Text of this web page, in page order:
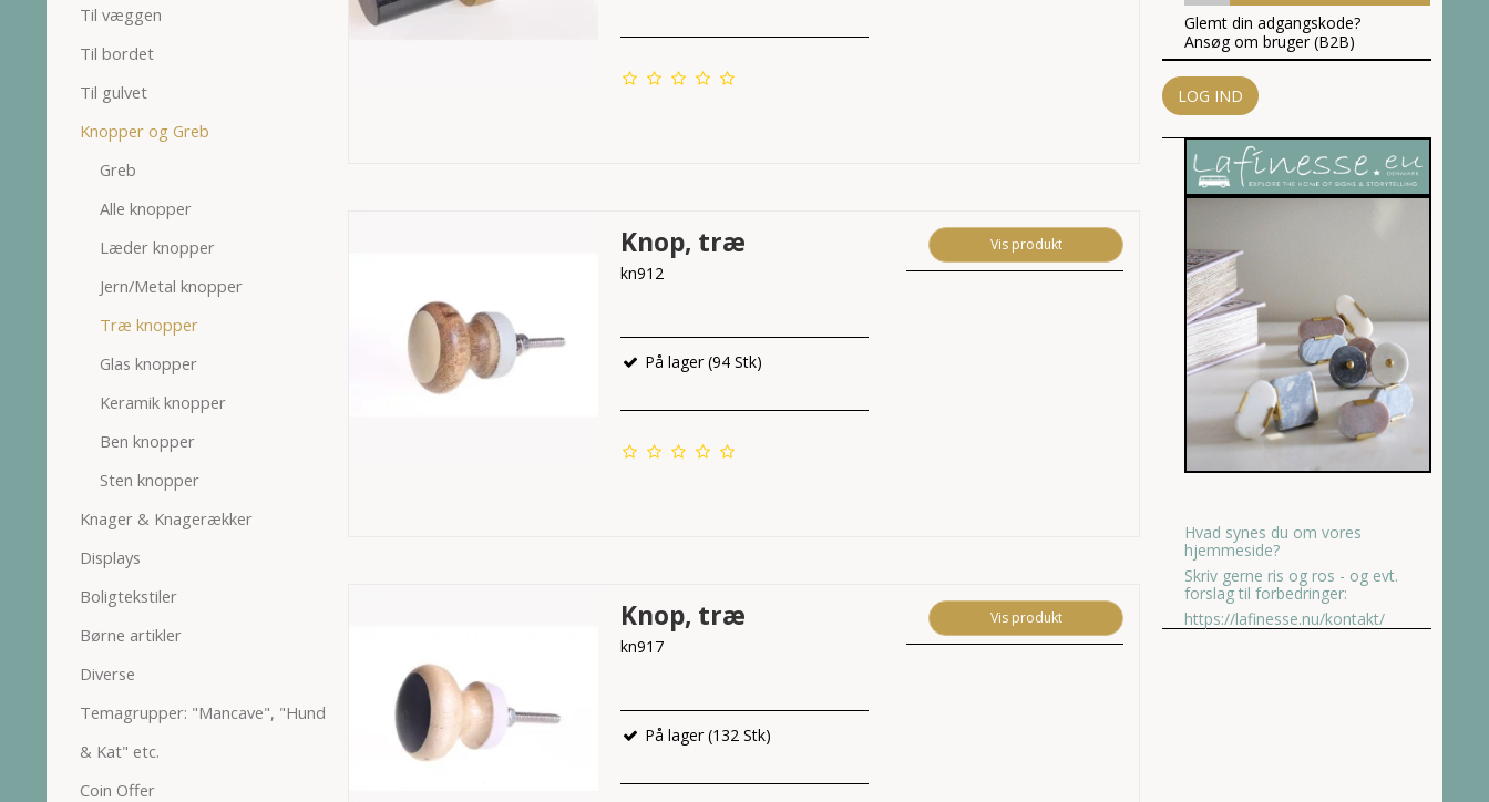
Til væggen
Til bordet
Til gulvet
Knopper og Greb
Greb
Alle knopper
Læder knopper
Jern/Metal knopper
Træ knopper
Glas knopper
Keramik knopper
Ben knopper
Sten knopper
Knager & Knagerækker
Displays
Boligtekstiler
Børne artikler
Diverse
Temagrupper: "Mancave", "Hund
& Kat" etc.
Coin Offer
Knop, træ
kn912
På lager (94 Stk)
Vis produkt
Knop, træ
kn917
På lager (132 Stk)
Vis produkt
Glemt din adgangskode?
Ansøg om bruger (B2B)
LOG IND
Hvad synes du om vores
hjemmeside?
Skriv gerne ris og ros - og evt.
forslag til forbedringer:
https://lafinesse.nu/kontakt/